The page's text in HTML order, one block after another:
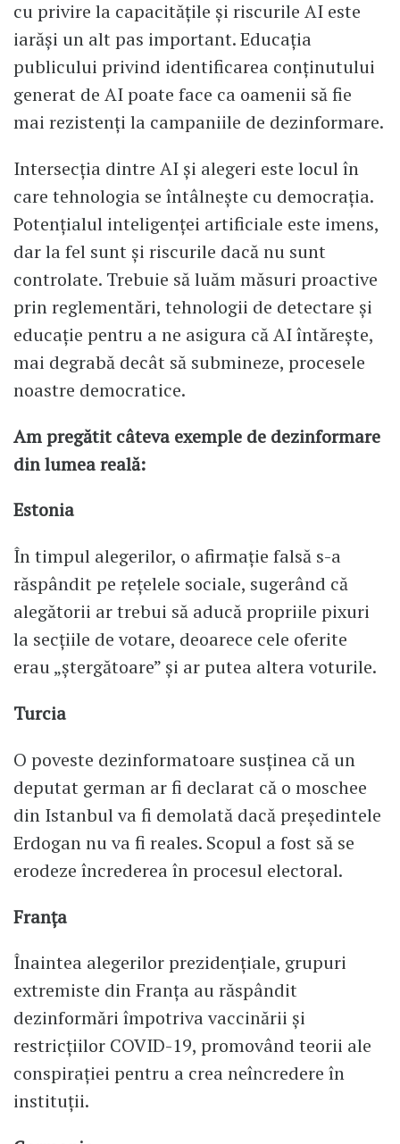
cu privire la capacitățile și riscurile AI este
iarăși un alt pas important. Educația
publicului privind identificarea conținutului
generat de AI poate face ca oamenii să fie
mai rezistenți la campaniile de dezinformare.
Intersecția dintre AI și alegeri este locul în
care tehnologia se întâlnește cu democrația.
Potențialul inteligenței artificiale este imens,
dar la fel sunt și riscurile dacă nu sunt
controlate. Trebuie să luăm măsuri proactive
prin reglementări, tehnologii de detectare și
educație pentru a ne asigura că AI întărește,
mai degrabă decât să submineze, procesele
noastre democratice.
Am pregătit câteva exemple de dezinformare
din lumea reală:
Estonia
În timpul alegerilor, o afirmație falsă s-a
răspândit pe rețelele sociale, sugerând că
alegătorii ar trebui să aducă propriile pixuri
la secțiile de votare, deoarece cele oferite
erau „ștergătoare” și ar putea altera voturile.
Turcia
O poveste dezinformatoare susținea că un
deputat german ar fi declarat că o moschee
din Istanbul va fi demolată dacă președintele
Erdogan nu va fi reales. Scopul a fost să se
erodeze încrederea în procesul electoral.
Franța
Înaintea alegerilor prezidențiale, grupuri
extremiste din Franța au răspândit
dezinformări împotriva vaccinării și
restricțiilor COVID-19, promovând teorii ale
conspirației pentru a crea neîncredere în
instituții.